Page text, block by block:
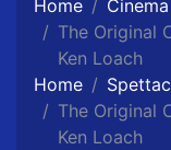
Home
The Original
Ken Loach
Home
The Original
Ken Loach